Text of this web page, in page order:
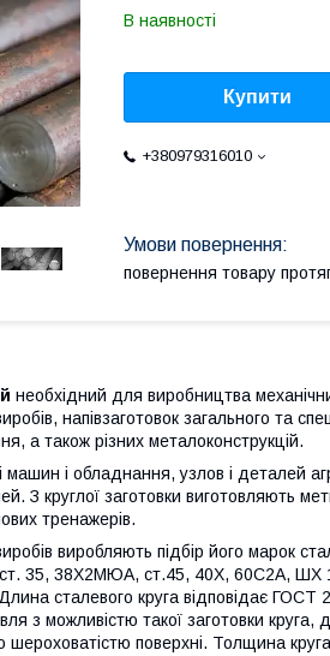
В наявності
Купити
+380979316010
повернення товару
необхідний для виробництва
напівзаготовок загального та
а також різних металоконструкцій.
машин і обладнання, узлов і деталей
З круглої заготовки виготовляють
тренажерів.
виробляють підбір його марок
35, 38Х2МЮА, ст.45, 40Х, 60С2А, ШХ
Длина сталевого круга відповідає
з можливістю такої заготовки
шероховатістю поверхні. Толщина